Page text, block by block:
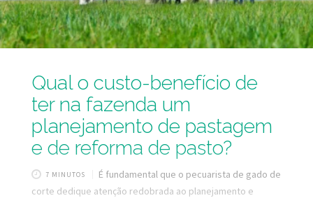
Qual o custo-benefício de
ter na fazenda um
planejamento de pastagem
e de reforma de pasto?
7 MINUTOS
É fundamental que o pecuarista de gado de
corte dedique atenção redobrada ao planejamento e